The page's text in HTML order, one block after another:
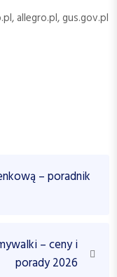
allegro.pl, gus.gov.pl
– poradnik
– ceny i
porady 2026